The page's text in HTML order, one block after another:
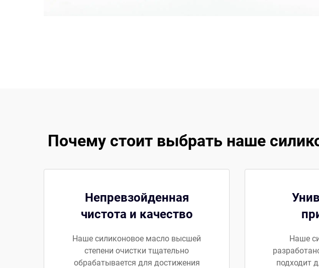
Почему стоит выбрать наше
Непревзойденная
чистота и качество
Наше силиконовое масло высшей
степени очистки тщательно
обрабатывается для достижения
Наше
подходит